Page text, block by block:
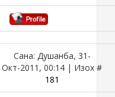
Сана: Душанба, 31-
Окт-2011, 00:14 | Изох #
181